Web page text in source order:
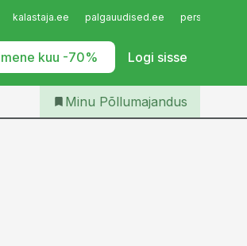
kalastaja.ee palgauudised.ee
kuu -70% Logi sisse
Iseteenindus
Telli Põllumajandus
Minu Põllumajandus